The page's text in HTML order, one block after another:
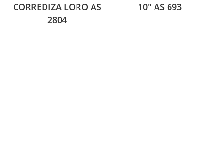
CORREDIZA LORO AS
2804
10″ AS 693